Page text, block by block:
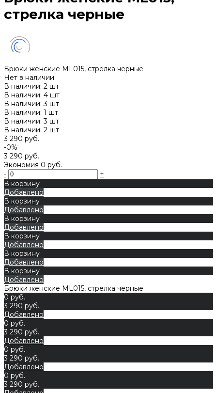
стрелка черные
Брюки женские ML015, стрелка черные
Нет в наличии
В наличии: 2 шт
В наличии: 4 шт
В наличии: 3 шт
В наличии: 1 шт
В наличии: 3 шт
В наличии: 2 шт
3 290 руб.
-0%
3 290 руб.
Экономия 0 руб.
-
+
В корзину
Добавлено
В корзину
Добавлено
В корзину
Добавлено
В корзину
Добавлено
В корзину
Добавлено
В корзину
Добавлено
Брюки женские ML015, стрелка черные
0 руб.
3 290 руб.
Добавлено
0 руб.
3 290 руб.
Добавлено
0 руб.
3 290 руб.
Добавлено
0 руб.
3 290 руб.